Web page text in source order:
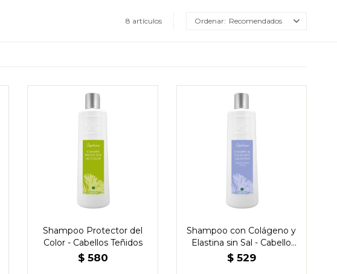
8 artículos Recomendados
Shampoo Protector del
Color - Cabellos Teñidos
$ 580
Shampoo con Colágeno y
Elastina sin Sal - Cabello
Normal a Graso
$ 529